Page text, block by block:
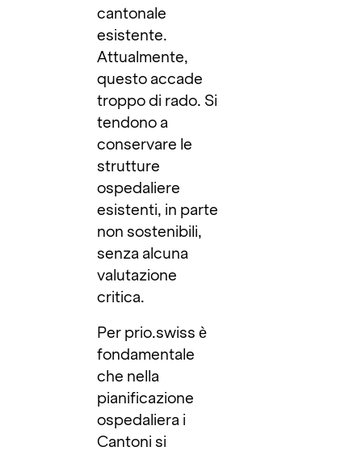
cantonale
esistente.
Attualmente,
questo accade
troppo di rado. Si
tendono a
conservare le
strutture
ospedaliere
esistenti, in parte
non sostenibili,
senza alcuna
valutazione
critica.
Per prio.swiss è
fondamentale
che nella
pianificazione
ospedaliera i
Cantoni si